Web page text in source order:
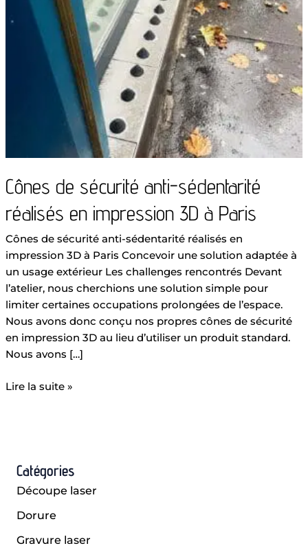
Catégories
Découpe laser
Dorure
Gravure laser
Cônes de sécurité anti-sédentarité
réalisés en impression 3D à Paris
Cônes de sécurité anti-sédentarité réalisés en
impression 3D à Paris Concevoir une solution adaptée à
un usage extérieur Les challenges rencontrés Devant
l’atelier, nous cherchions une solution simple pour
limiter certaines occupations prolongées de l’espace.
Nous avons donc conçu nos propres cônes de sécurité
en impression 3D au lieu d’utiliser un produit standard.
Nous avons […]
sédentarité
réalisés
impression
Lire la suite »